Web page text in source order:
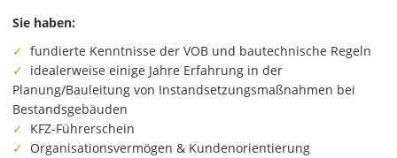
Sie haben:
fundierte Kenntnisse der VOB und bautechnische Regeln
idealerweise einige Jahre Erfahrung in der
Planung/Bauleitung von Instandsetzungsmaßnahmen bei
Bestandsgebäuden
KFZ-Führerschein
Organisationsvermögen & Kundenorientierung